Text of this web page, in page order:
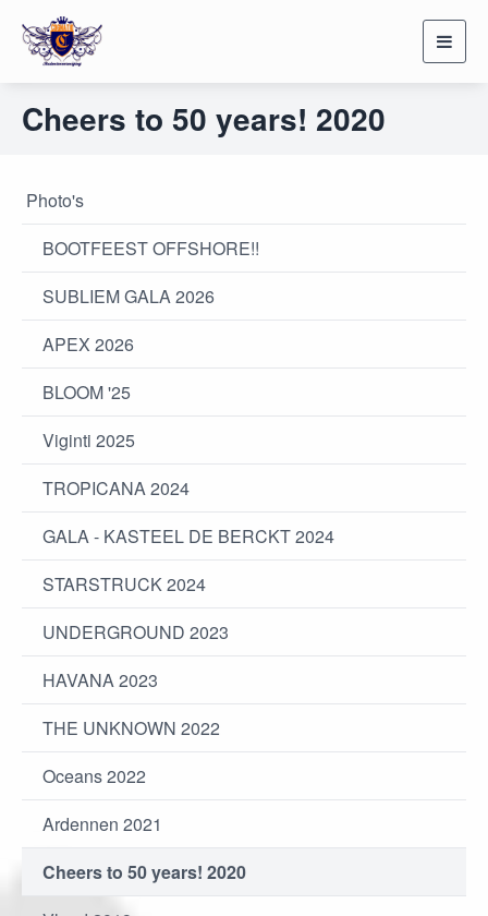
Cheers to 50 years! 2020
Photo's
BOOTFEEST OFFSHORE!!
SUBLIEM GALA 2026
APEX 2026
BLOOM '25
Viginti 2025
TROPICANA 2024
GALA - KASTEEL DE BERCKT 2024
STARSTRUCK 2024
UNDERGROUND 2023
HAVANA 2023
THE UNKNOWN 2022
Oceans 2022
Ardennen 2021
Cheers to 50 years! 2020